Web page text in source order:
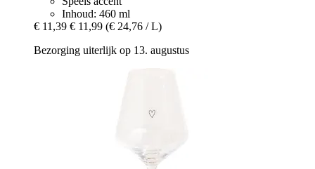
Inhoud: 460 ml
€ 11,39 € 11,99 (€ 24,76 / L)
Bezorging uiterlijk op 13. augustus